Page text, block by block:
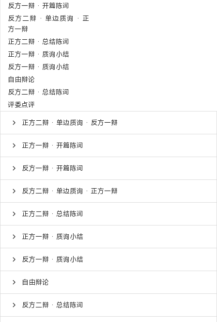
反方一辩 · 开篇陈词
反方二辩 · 单边质询 · 正
方一辩
正方二辩 · 总结陈词
正方一辩 · 质询小结
反方一辩 · 质询小结
自由辩论
反方二辩 · 总结陈词
评委点评
正方二辩 · 单边质询 · 反方一辩
正方一辩 · 开篇陈词
反方一辩 · 开篇陈词
反方二辩 · 单边质询 · 正方一辩
正方二辩 · 总结陈词
正方一辩 · 质询小结
反方一辩 · 质询小结
自由辩论
反方二辩 · 总结陈词